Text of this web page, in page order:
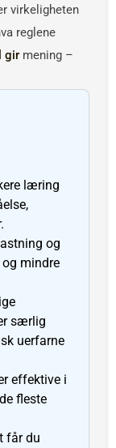
virkeligheten
reglene
gir mening –
læring
og
mindre
særlig
uerfarne
effektive i
fleste
får du